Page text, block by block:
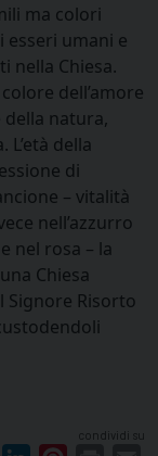
ma colori
umani e
nella Chiesa.
dell’amore
della natura,
della
di
– vitalità
nell’azzurro
nel rosa – la
Chiesa
Signore Risorto
condividi su